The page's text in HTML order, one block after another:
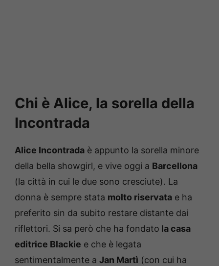
Chi è Alice, la sorella della
Incontrada
Alice Incontrada è appunto la sorella minore
della bella showgirl, e vive oggi a Barcellona
(la città in cui le due sono cresciute). La
donna è sempre stata molto riservata e ha
preferito sin da subito restare distante dai
riflettori. Si sa però che ha fondato la casa
editrice Blackie e che è legata
sentimentalmente a Jan Martì (con cui ha